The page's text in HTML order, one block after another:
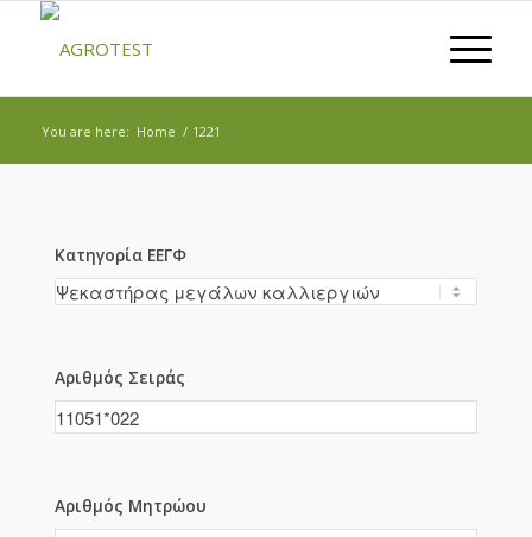
You are here: Home / 1221
Κατηγορία ΕΕΓΦ
Αριθμός Σειράς
Αριθμός Μητρώου